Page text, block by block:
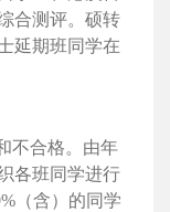
合测评。硕转
延期班同学在
不合格。由年
各班同学进行
（含）的同学